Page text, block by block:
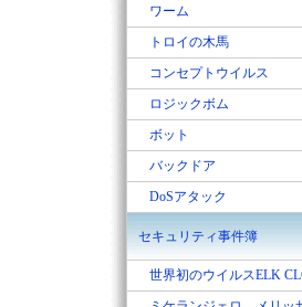
ワーム
トロイの木馬
コンセプトウイルス
ロジックボム
ボット
バックドア
DoSアタック
セキュリティ事件簿
世界初のウイルスELK